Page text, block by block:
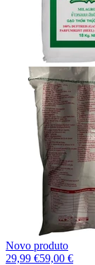
Novo produto
29,99 €59,00 €